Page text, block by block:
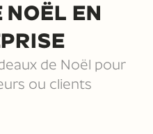
NOËL EN
de Noël pour
ou clients